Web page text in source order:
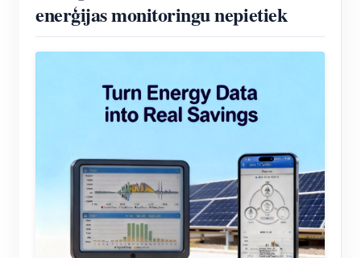
enerģijas monitoringu nepietiek